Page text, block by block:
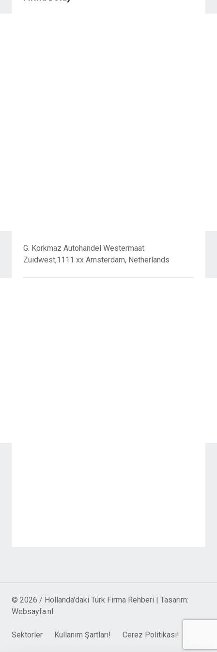
G. Korkmaz Autohandel Westermaat
Zuidwest,1111 xx Amsterdam, Netherlands
© 2026 / Hollanda'daki Türk Firma Rehberi | Tasarim:
Websayfa.nl
Sektorler Kullanım Şartları! Cerez Politikası!